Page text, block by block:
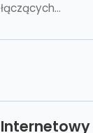
łączących...